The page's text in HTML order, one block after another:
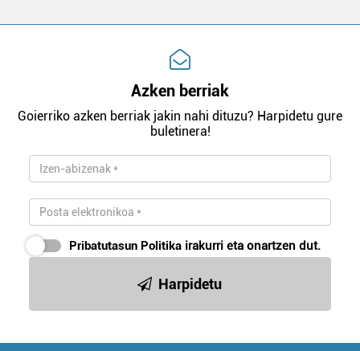
Azken berriak
Goierriko azken berriak jakin nahi dituzu? Harpidetu gure
buletinera!
Pribatutasun Politika irakurri eta onartzen dut.
Harpidetu